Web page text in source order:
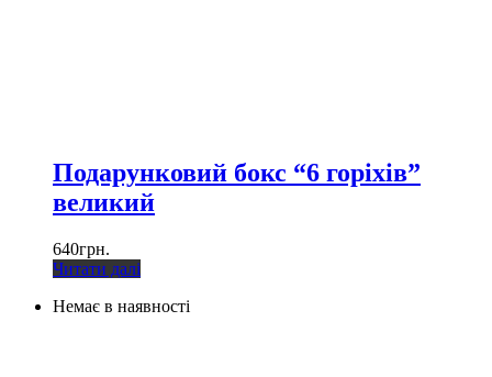
Подарунковий бокс “6 горіхів”
великий
640грн.
Читати далі
Немає в наявності